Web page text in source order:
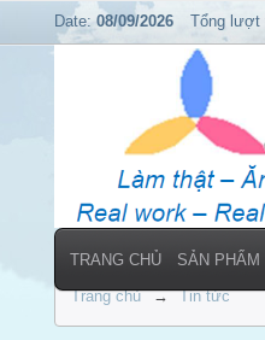
Trang chủ → Tin tức
Date: 08/09/2026 Tổng lượt
TRANG CHỦ SẢN PHẨM